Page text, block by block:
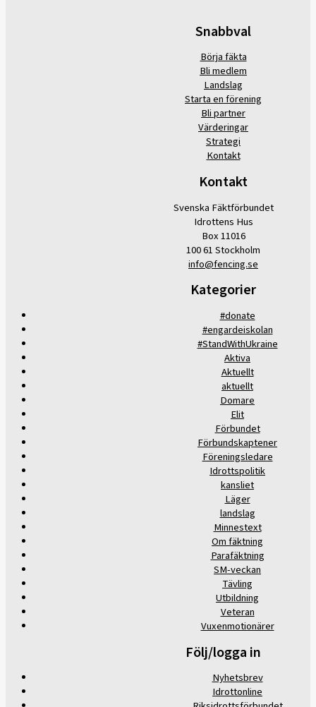
Snabbval
Börja fäkta
Bli medlem
Landslag
Starta en förening
Bli partner
Värderingar
Strategi
Kontakt
Kontakt
Svenska Fäktförbundet
Idrottens Hus
Box 11016
100 61 Stockholm
info@fencing.se
Kategorier
#donate
#engardeiskolan
#StandWithUkraine
Aktiva
Aktuellt
aktuellt
Domare
Elit
Förbundet
Förbundskaptener
Föreningsledare
Idrottspolitik
kansliet
Läger
landslag
Minnestext
Om fäktning
Parafäktning
SM-veckan
Tävling
Utbildning
Veteran
Vuxenmotionärer
Följ/logga in
Nyhetsbrev
Idrottonline